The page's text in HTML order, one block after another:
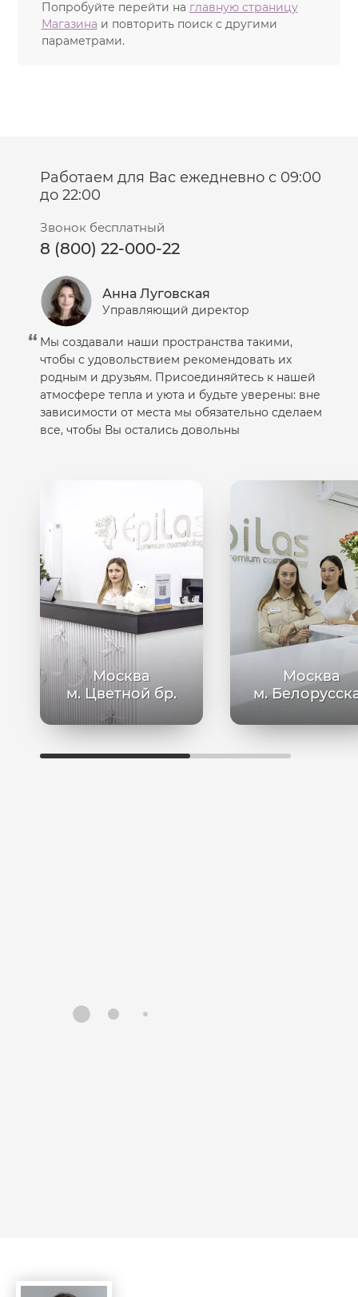
зеленого чая, гингко билоба, женьшеня, фенхеля,
мелиссы, тысячелистника, солодки. Активно
действующие вещества обладают
Попробуйте перейти на главную страницу
Магазина и повторить поиск с другими
параметрами.
Работаем для Вас ежедневно с 09:00
до 22:00
Звонок бесплатный
8 (800) 22-000-22
Анна Луговская
Управляющий директор
Мы создавали наши пространства такими,
чтобы с удовольствием рекомендовать их
родным и друзьям. Присоединяйтесь к нашей
атмосфере тепла и уюта и будьте уверены: вне
зависимости от места мы обязательно сделаем
все, чтобы Вы остались довольны